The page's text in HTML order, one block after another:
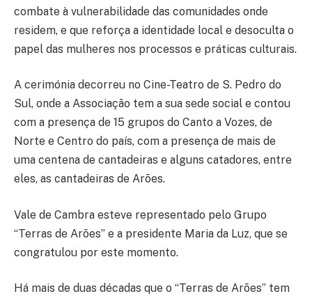
combate à vulnerabilidade das comunidades onde
residem, e que reforça a identidade local e desoculta o
papel das mulheres nos processos e práticas culturais.
A cerimónia decorreu no Cine-Teatro de S. Pedro do
Sul, onde a Associação tem a sua sede social e contou
com a presença de 15 grupos do Canto a Vozes, de
Norte e Centro do país, com a presença de mais de
uma centena de cantadeiras e alguns catadores, entre
eles, as cantadeiras de Arões.
Vale de Cambra esteve representado pelo Grupo
“Terras de Arões” e a presidente Maria da Luz, que se
congratulou por este momento.
Há mais de duas décadas que o “Terras de Arões” tem